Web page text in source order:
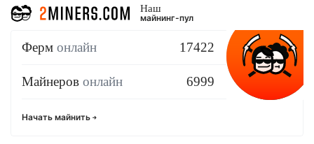
Наш
майнинг-пул
Ферм онлайн 17422
Майнеров онлайн 6999
Начать майнить